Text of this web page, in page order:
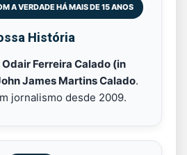
A VERDADE HÁ MAIS DE 15 ANOS
História
Odair Ferreira Calado (in
James Martins Calado.
jornalismo desde 2009.